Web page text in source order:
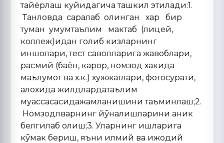
тайёрлаш куйидагича ташкил этилади:1.
Танловда саралаб олинган хар бир
туман умумтаълим мактаб (лицей,
коллеж)идан голиб кизларнинг
иншолари, тест саволларига жавоблари,
расмий (баён, карор, номзод хакида
маълумот ва х.к.) хужжатлари, фотосурати,
алохида жилдлардатаълим
муассасасидажамланишини таъминлаш;2.
Номзодлварнинг йўналишларини аник
белгилаб олиш;3. Уларнинг ишларига
кўмак бериш, яъни илмий ва ижодий